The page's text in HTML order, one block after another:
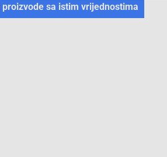
proizvode sa istim vrijednostima